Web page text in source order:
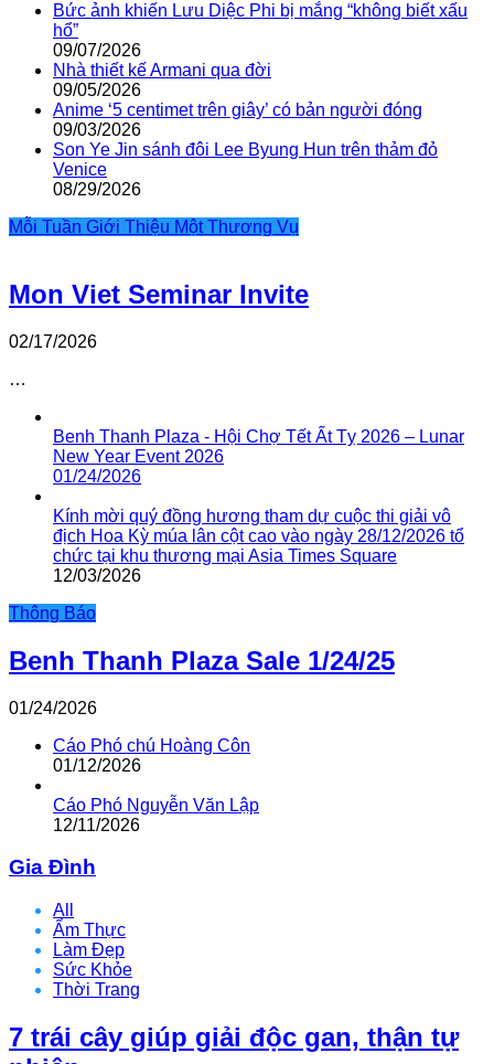
Bức ảnh khiến Lưu Diệc Phi bị mắng “không biết xấu
hổ”
09/07/2026
Nhà thiết kế Armani qua đời
09/05/2026
Anime ‘5 centimet trên giây’ có bản người đóng
09/03/2026
Son Ye Jin sánh đôi Lee Byung Hun trên thảm đỏ
Venice
08/29/2026
Mỗi Tuần Giới Thiệu Một Thương Vụ
Mon Viet Seminar Invite
02/17/2026
…
Benh Thanh Plaza - Hội Chợ Tết Ất Tỵ 2026 – Lunar
New Year Event 2026
01/24/2026
Kính mời quý đồng hương tham dự cuộc thi giải vô
địch Hoa Kỳ múa lân cột cao vào ngày 28/12/2026 tổ
chức tại khu thương mại Asia Times Square
12/03/2026
Thông Báo
Benh Thanh Plaza Sale 1/24/25
01/24/2026
Cáo Phó chú Hoàng Côn
01/12/2026
Cáo Phó Nguyễn Văn Lập
12/11/2026
Gia Đình
All
Ẩm Thực
Làm Đẹp
Sức Khỏe
Thời Trang
7 trái cây giúp giải độc gan, thận tự